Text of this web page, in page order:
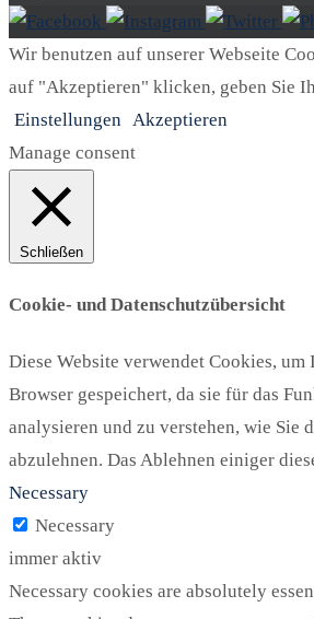
Wir benutzen auf unserer Webseite
auf "Akzeptieren" klicken, geben Sie
Einstellungen Akzeptieren
Manage consent
Schließen
Cookie- und Datenschutzübersicht
Diese Website verwendet Cookies,
Browser gespeichert, da sie für das
analysieren und zu verstehen, wie Sie
abzulehnen. Das Ablehnen einiger
Necessary
Necessary
immer aktiv
Necessary cookies are absolutely